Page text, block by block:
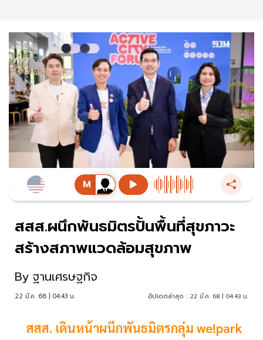
สสส.ผนึกพันธมิตรปั้นพื้นที่สุขภาวะ
สร้างสภาพแวดล้อมสุขภาพ
By ฐานเศรษฐกิจ
22 มี.ค. 68 | 04:43 น. อัปเดตล่าสุด : 22 มี.ค. 68 | 04:43 น.
สสส. เดินหน้าผนึกพันธมิตรกลุ่ม we!park